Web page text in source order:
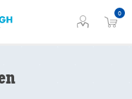
0